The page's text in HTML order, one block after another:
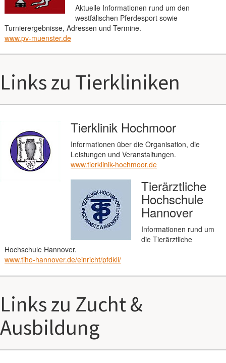
Aktuelle Informationen rund um den
westfälischen Pferdesport sowie
Turnierergebnisse, Adressen und Termine.
www.pv-muenster.de
Links zu Tierkliniken
Tierklinik Hochmoor
Informationen über die Organisation, die
Leistungen und Veranstaltungen.
www.tierklinik-hochmoor.de
Tierärztliche
Hochschule
Hannover
Informationen rund um
die Tierärztliche
Hochschule Hannover.
www.tiho-hannover.de/einricht/pfdkli/
Links zu Zucht &
Ausbildung